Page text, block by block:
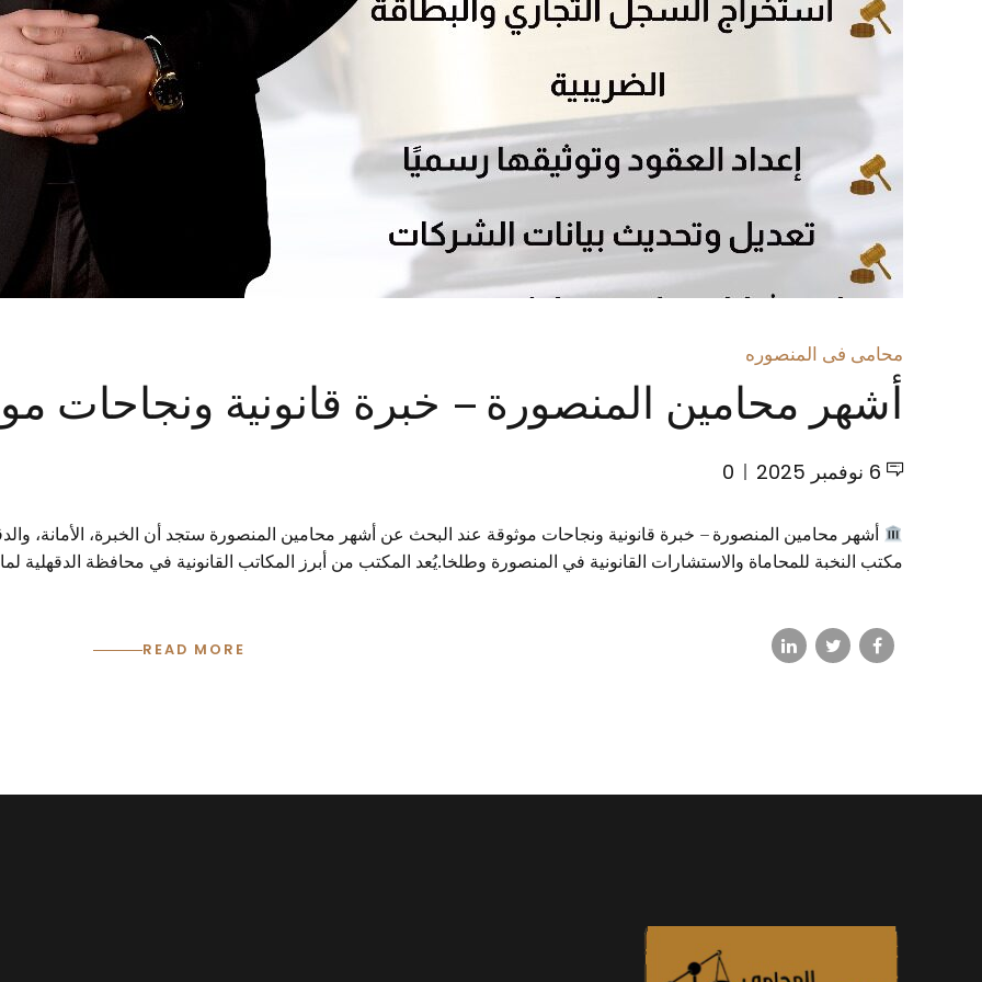
محامى فى المنصوره
أشهر محامين المنصورة – خبرة قانونية ونجاحات
6 نوفمبر 2025 0
أشهر محامين المنصورة – خبرة قانونية ونجاحات موثوقة عند البحث عن أشهر محامين المنصورة ستجد أن الخبرة، الأمانة،
مكتب النخبة للمحاماة والاستشارات القانونية في المنصورة وطلخا.يُعد المكتب من أبرز المكاتب القانونية في محافظة
READ MORE